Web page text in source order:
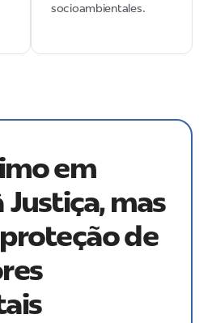
socioambientales.
em
Justiça, mas
de